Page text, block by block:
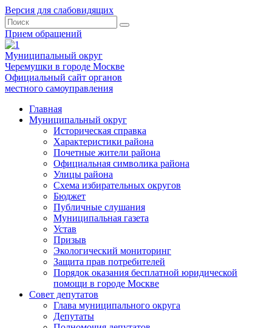
Версия для слабовидящих
Прием обращений
Муниципальный округ
Черемушки в городе Москве
Официальный сайт органов
местного самоуправления
Главная
Муниципальный округ
Историческая справка
Характеристики района
Почетные жители района
Официальная символика района
Улицы района
Схема избирательных округов
Бюджет
Публичные слушания
Муниципальная газета
Устав
Призыв
Экологический мониторинг
Защита прав потребителей
Порядок оказания бесплатной юридической
помощи в городе Москве
Совет депутатов
Глава муниципального округа
Депутаты